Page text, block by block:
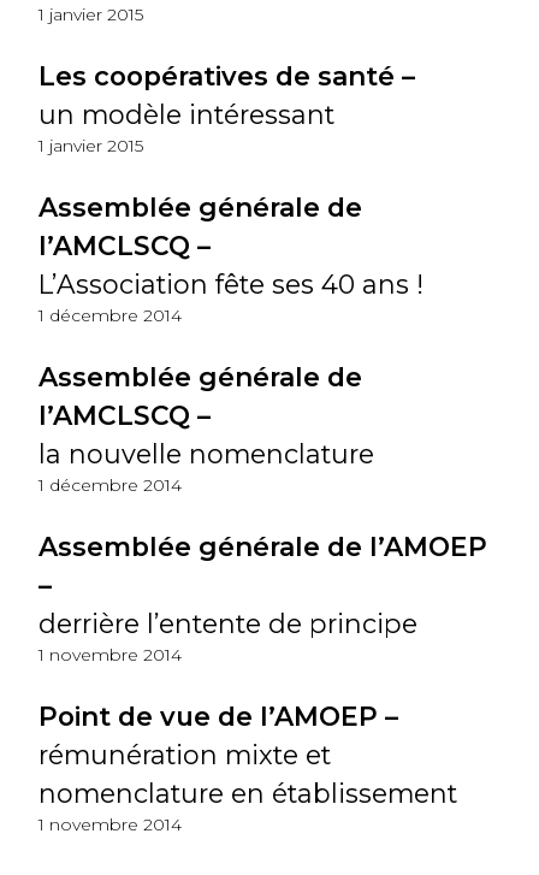
1 janvier 2015
Les coopératives de santé –
un modèle intéressant
1 janvier 2015
Assemblée générale de
l’AMCLSCQ –
L’Association fête ses 40 ans !
1 décembre 2014
Assemblée générale de
l’AMCLSCQ –
la nouvelle nomenclature
1 décembre 2014
Assemblée générale de l’AMOEP
–
derrière l’entente de principe
1 novembre 2014
Point de vue de l’AMOEP –
rémunération mixte et
nomenclature en établissement
1 novembre 2014